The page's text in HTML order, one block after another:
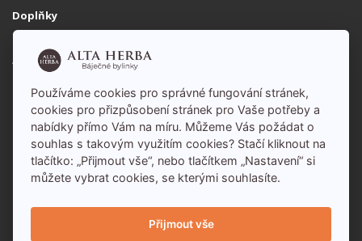
Doplňky
Dárkové poukazy
Akční nabídka
Můj účet
Historie objednávek
Používáme cookies pro správné fungování stránek,
cookies pro přizpůsobení stránek pro Vaše potřeby a
nabídky přímo Vám na míru. Můžeme Vás požádat o
souhlas s takovým využitím cookies? Stačí kliknout na
tlačítko: „Přijmout vše“, nebo tlačítkem „Nastavení“ si
můžete vybrat cookies, se kterými souhlasíte.
Přijmout vše